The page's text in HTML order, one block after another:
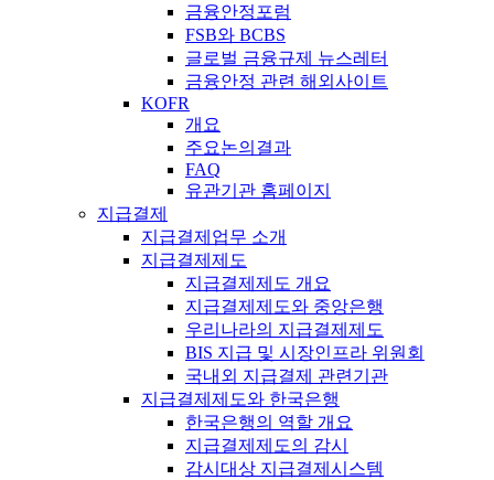
금융안정포럼
FSB와 BCBS
글로벌 금융규제 뉴스레터
금융안정 관련 해외사이트
KOFR
개요
주요논의결과
FAQ
유관기관 홈페이지
지급결제
지급결제업무 소개
지급결제제도
지급결제제도 개요
지급결제제도와 중앙은행
우리나라의 지급결제제도
BIS 지급 및 시장인프라 위원회
국내외 지급결제 관련기관
지급결제제도와 한국은행
한국은행의 역할 개요
지급결제제도의 감시
감시대상 지급결제시스템